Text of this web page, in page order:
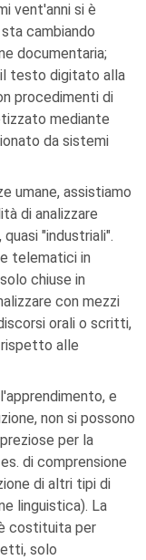
vent'anni si è
cambiando
documentaria;
testo digitato alla
procedimenti di
mediante
da sistemi
umane, assistiamo
di analizzare
"industriali".
telematici in
chiuse in
con mezzi
orali o scritti,
alle
e
non si possono
per la
di comprensione
di altri tipi di
linguistica). La
costituita per
solo